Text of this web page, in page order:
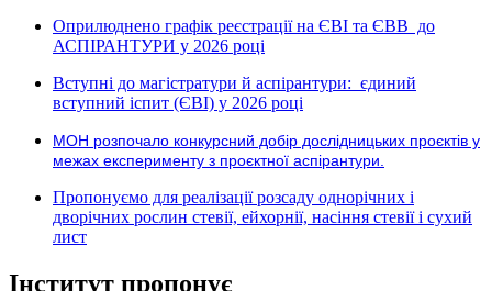
Оприлюднено графік реєстрації на ЄВІ та ЄВВ до
АСПІРАНТУРИ у 2026 році
Вступні до магістратури й аспірантури: єдиний
вступний іспит (ЄВІ) у 2026 році
МОН розпочало конкурсний добір дослідницьких проєктів у
межах експерименту з проєктної аспірантури.
Пропонуємо для реалізації розсаду однорічних і
дворічних рослин стевії, ейхорнії, насіння стевії і сухий
лист
Інститут пропонує